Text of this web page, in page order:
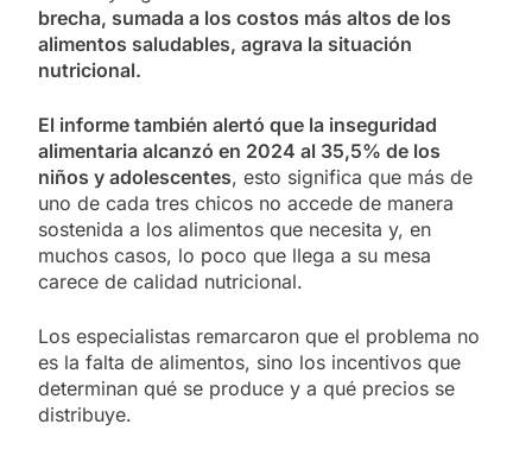
brecha, sumada a los costos más altos de los
alimentos saludables, agrava la situación
nutricional.
El informe también alertó que la inseguridad
alimentaria alcanzó en 2024 al 35,5% de los
niños y adolescentes, esto significa que más de
uno de cada tres chicos no accede de manera
sostenida a los alimentos que necesita y, en
muchos casos, lo poco que llega a su mesa
carece de calidad nutricional.
Los especialistas remarcaron que el problema no
es la falta de alimentos, sino los incentivos que
determinan qué se produce y a qué precios se
distribuye.